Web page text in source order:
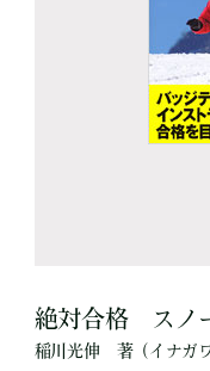
絶対合格 スノ
稲川光伸 著（イナガ